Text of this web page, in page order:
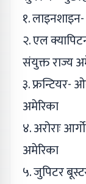
१. लाइनशाइन-
२. एल
संयुक्त राज्य
३. फ्रन्टियर-
अमेरिका
४. अरोराः
अमेरिका
५. जुपिटर